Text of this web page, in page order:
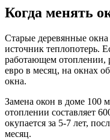
Когда менять
Старые деревянные
источник теплопотерь.
работающем отоплении,
евро в месяц, на окнах
окна.
Замена окон в доме 100
отоплении составляет
окупается за 5-7 лет,
месяц.